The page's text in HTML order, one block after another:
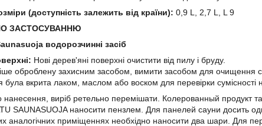
(доступність залежить від країни): 0,9 L, 2,7 L, L 9
ЗАСТОСУВАННЮ
водорозчинні засіб
Нові дерев'яні поверхні очистити від пилу і бруду.
оброблену захисним засобом, вимити засобом для очищення
вкрита лаком, маслом або воском для перевірки сумісності
нанесення, виріб ретельно перемішати. Колерованный продукт
SAUNASUOJA наносити пензлем. Для панелей сауни досить
аналогічних приміщеннях необхідно наносити два шари. Для